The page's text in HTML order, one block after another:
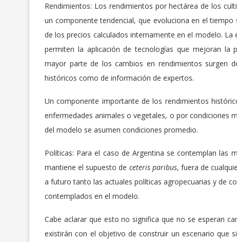
Rendimientos: Los rendimientos por hectárea de los
un componente tendencial, que evoluciona en el
de los precios calculados internamente en el modelo.
permiten la aplicación de tecnologías que mejoran la
mayor parte de los cambios en rendimientos surgen
históricos como de información de expertos.
Un componente importante de los rendimientos
enfermedades animales o vegetales, o por condiciones
del modelo se asumen condiciones promedio.
Políticas: Para el caso de Argentina se contemplan las
mantiene el supuesto de ceteris paribus, fuera de
a futuro tanto las actuales políticas agropecuarias y de
contemplados en el modelo.
Cabe aclarar que esto no significa que no se esperan
existirán con el objetivo de construir un escenario que